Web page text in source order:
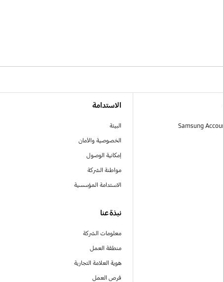
الاستدامة
البيئة
الخصوصية والأمان
إمكانية الوصول
مواطنة الشركة
الاستدامة المؤسسية
نبذة عنا
معلومات الشركة
منطقة العمل
هوية العلامة التجارية
فرص العمل